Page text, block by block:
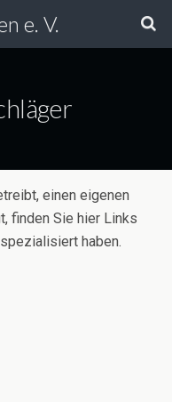
e. V.
einen eigenen
finden Sie hier Links
haben.